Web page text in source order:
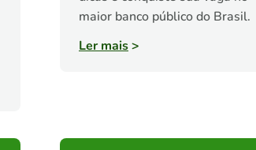
maior banco público do Brasil.
Ler mais>